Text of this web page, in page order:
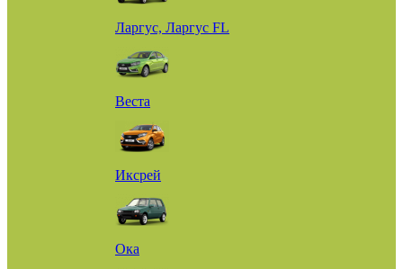
Ларгус, Ларгус FL
Веста
Иксрей
Ока